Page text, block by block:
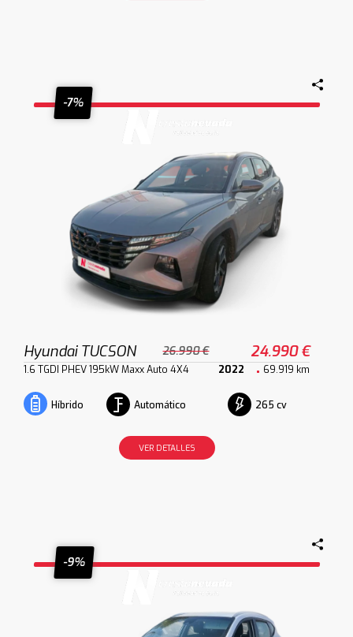
-7%
Hyundai TUCSON 26.990 € 24.990 €
1.6 TGDI PHEV 195kW Maxx Auto 4X4 2022 69.919 km
Híbrido Automático 265 cv
VER DETALLES
-9%